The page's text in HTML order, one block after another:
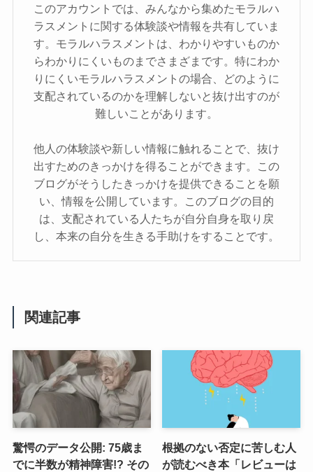
このアカウントでは、みんなから集めたモラルハ
ラスメントに関する体験談や情報を共有していま
す。モラルハラスメントは、わかりやすいものか
らわかりにくいものまでさまざまです。特にわか
りにくいモラルハラスメントの場合、どのように
支配されているのかを理解しないと抜け出すのが
難しいことがあります。
他人の体験談や新しい情報に触れることで、抜け
出すためのきっかけを得ることができます。この
ブログがそうしたきっかけを提供できることを願
い、情報を公開しています。このブログの目的
は、支配されている人たちが自分自身を取り戻
し、本来の自分を生きる手助けをすることです。
関連記事
驚愕のデータ公開: 75歳ま
でに半数が精神障害!? その
根拠のない否定に苦しむ人
が読むべき本「レビューは